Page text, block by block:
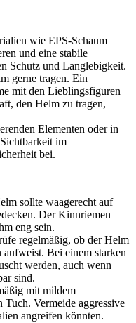
wie EPS-Schaum
und eine stabile
Schutz und Langlebigkeit.
gerne tragen. Ein
mit den Lieblingsfiguren
den Helm zu tragen,
Elementen oder in
im
bei.
sollte waagerecht auf
Der Kinnriemen
eng sein.
regelmäßig, ob der Helm
Bei einem starken
werden, auch wenn
sind.
mit mildem
Tuch. Vermeide aggressive
angreifen könnten.